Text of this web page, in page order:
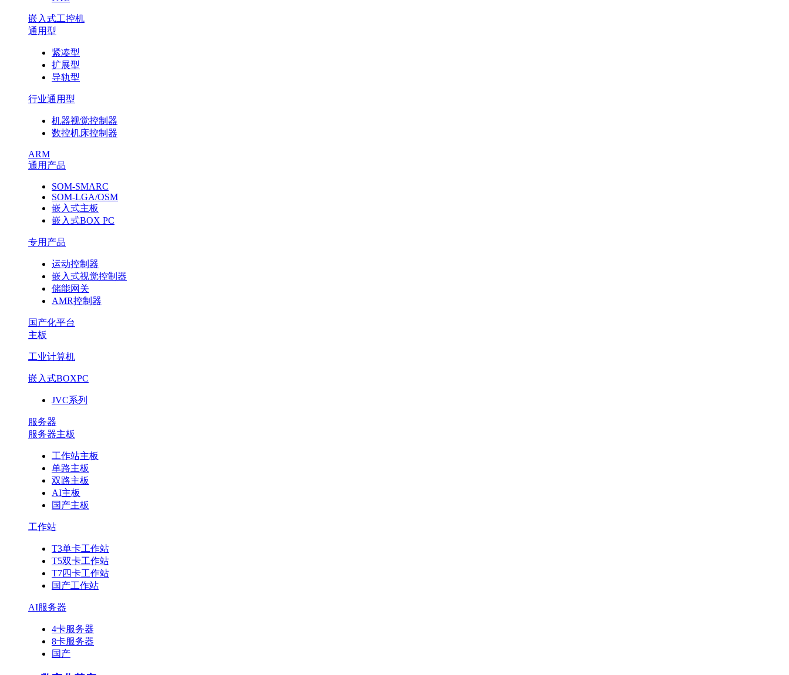
嵌入式工控机
通用型
紧凑型
扩展型
导轨型
行业通用型
机器视觉控制器
数控机床控制器
ARM
通用产品
SOM-SMARC
SOM-LGA/OSM
嵌入式主板
嵌入式BOX PC
专用产品
运动控制器
嵌入式视觉控制器
储能网关
AMR控制器
国产化平台
主板
工业计算机
嵌入式BOXPC
JVC系列
服务器
服务器主板
工作站主板
单路主板
双路主板
AI主板
国产主板
工作站
T3单卡工作站
T5双卡工作站
T7四卡工作站
国产工作站
AI服务器
4卡服务器
8卡服务器
国产